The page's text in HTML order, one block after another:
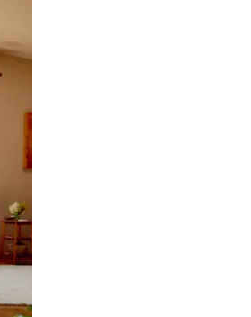
dotykových gest či potiahnutia